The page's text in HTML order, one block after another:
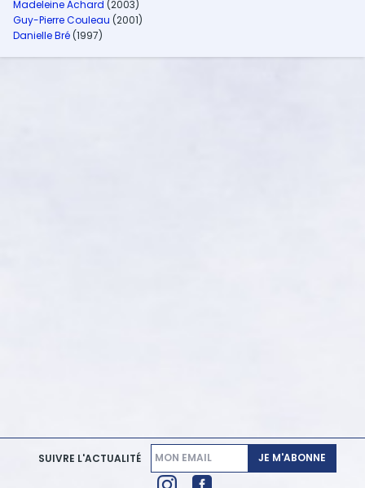
Madeleine Achard (2003)
Guy-Pierre Couleau (2001)
Danielle Bré (1997)
SUIVRE L'ACTUALITÉ JE M'ABONNE